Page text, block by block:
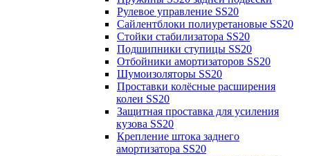
Рулевое управление SS20
Сайлентблоки полиуретановые SS20
Стойки стабилизатора SS20
Подшипники ступицы SS20
Отбойники амортизаторов SS20
Шумоизоляторы SS20
Проставки колёсные расширения
колеи SS20
Защитная проставка для усиления
кузова SS20
Крепление штока заднего
амортизатора SS20